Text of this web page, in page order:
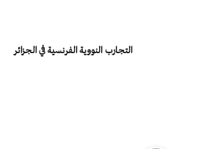
التجارب النووية الفرنسية في الجزائر